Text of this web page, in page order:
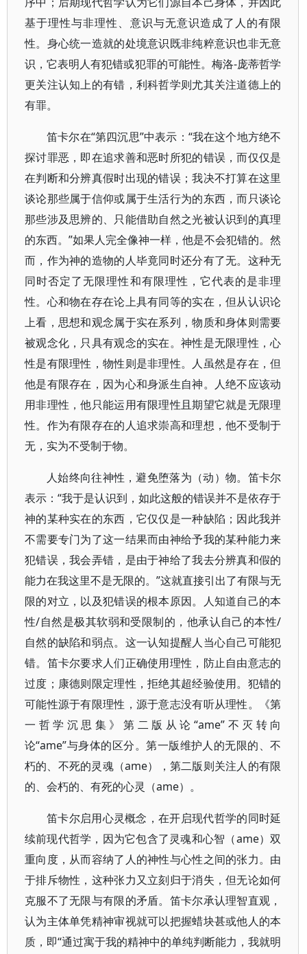
基于理性与非理性、意识与无意识造成了人的有限
性。身心统一造就的处境意识既非纯粹意识也非无意
识，它表明人有犯错或犯罪的可能性。梅洛-庞蒂哲学
更关注认知上的有错，利科哲学则尤其关注道德上的
有罪。
笛卡尔在“第四沉思”中表示：“我在这个地方绝不
探讨罪恶，即在追求善和恶时所犯的错误，而仅仅是
在判断和分辨真假时出现的错误；我决不打算在这里
谈论那些属于信仰或属于生活行为的东西，而只谈论
那些涉及思辨的、只能借助自然之光被认识到的真理
的东西。”如果人完全像神一样，他是不会犯错的。然
而，作为神的造物的人毕竟同时还分有了无。这种无
同时否定了无限理性和有限理性，它代表的是非理
性。心和物在存在论上具有同等的实在，但从认识论
上看，思想和观念属于实在系列，物质和身体则需要
被观念化，只具有观念的实在。神性是无限理性，心
性是有限理性，物性则是非理性。人虽然是存在，但
他是有限存在，因为心和身派生自神。人绝不应该动
用非理性，他只能运用有限理性且期望它就是无限理
性。作为有限存在的人追求崇高和理想，他不受制于
无，实为不受制于物。
人始终向往神性，避免堕落为（动）物。笛卡尔
表示：“我于是认识到，如此这般的错误并不是依存于
神的某种实在的东西，它仅仅是一种缺陷；因此我并
不需要专门为了这一结果而由神给予我的某种能力来
犯错误，我会弄错，是由于神给了我去分辨真和假的
能力在我这里不是无限的。”这就直接引出了有限与无
限的对立，以及犯错误的根本原因。人知道自己的本
性/自然是极其软弱和受限制的，他承认自己的本性/
自然的缺陷和弱点。这一认知提醒人当心自己可能犯
错。笛卡尔要求人们正确使用理性，防止自由意志的
过度；康德则限定理性，拒绝其超经验使用。犯错的
可能性源于有限理性，源于意志没有听从理性。《第
一哲学沉思集》第二版从论“ame”不灭转向
论“ame”与身体的区分。第一版维护人的无限的、不
朽的、不死的灵魂（ame），第二版则关注人的有限
的、会朽的、有死的心灵（ame）。
笛卡尔启用心灵概念，在开启现代哲学的同时延
续前现代哲学，因为它包含了灵魂和心智（ame）双
重向度，从而容纳了人的神性与心性之间的张力。由
于排斥物性，这种张力又立刻归于消失，但无论如何
克服不了无限与有限的矛盾。笛卡尔承认理智直观，
认为主体单凭精神审视就可以把握蜡块甚或他人的本
质，即“通过寓于我的精神中的单纯判断能力，我就明